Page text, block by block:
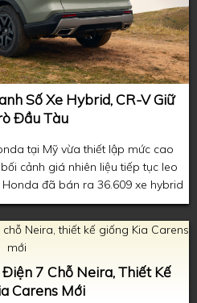
Số Xe Hybrid, CR-V Giữ
Đầu Tàu
tại Mỹ vừa thiết lập mức cao
cảnh giá nhiên liệu tiếp tục leo
đã bán ra 36.609 xe hybrid
người tiêu dùng ngày càng
nhiên liệu khi giá xăng duy trì ở
cao.
7 Chỗ Neira, Thiết Kế
Carens Mới